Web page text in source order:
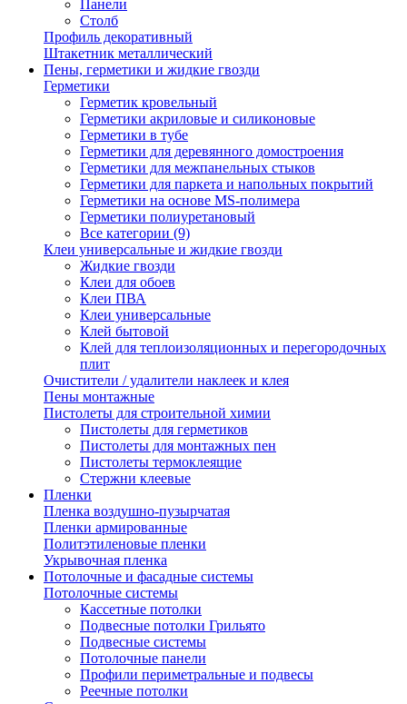
Панели
Столб
Профиль декоративный
Штакетник металлический
Пены, герметики и жидкие гвозди
Герметики
Герметик кровельный
Герметики акриловые и силиконовые
Герметики в тубе
Герметики для деревянного домостроения
Герметики для межпанельных стыков
Герметики для паркета и напольных покрытий
Герметики на основе MS-полимера
Герметики полиуретановый
Все категории (9)
Клеи универсальные и жидкие гвозди
Жидкие гвозди
Клеи для обоев
Клеи ПВА
Клеи универсальные
Клей бытовой
Клей для теплоизоляционных и перегородочных
плит
Очистители / удалители наклеек и клея
Пены монтажные
Пистолеты для строительной химии
Пистолеты для герметиков
Пистолеты для монтажных пен
Пистолеты термоклеящие
Стержни клеевые
Пленки
Пленка воздушно-пузырчатая
Пленки армированные
Политэтиленовые пленки
Укрывочная пленка
Потолочные и фасадные системы
Потолочные системы
Кассетные потолки
Подвесные потолки Грильято
Подвесные системы
Потолочные панели
Профили периметральные и подвесы
Реечные потолки